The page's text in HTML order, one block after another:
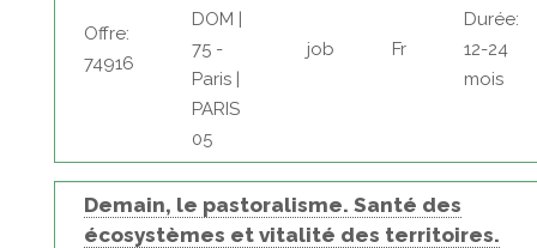
Offre:
74916
DOM |
75 -
Paris |
PARIS
05
job Fr
Durée:
12-24
mois
Demain, le pastoralisme. Santé des
écosystèmes et vitalité des territoires.